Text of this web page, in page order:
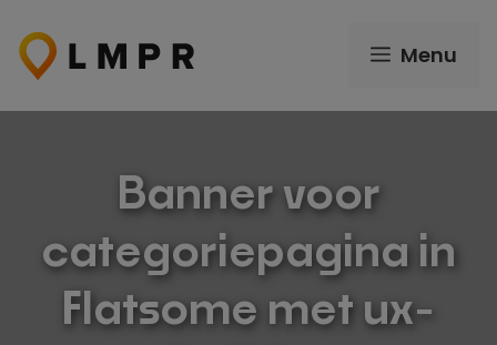
naar
inhoud
Menu
Banner voor
categoriepagina in
Flatsome met ux-